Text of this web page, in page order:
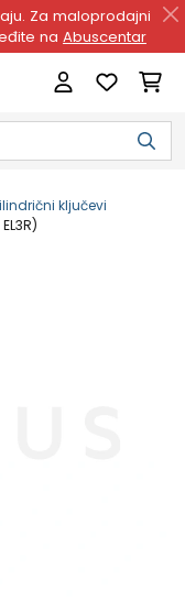
Za maloprodajni
na Abuscentar
ključevi